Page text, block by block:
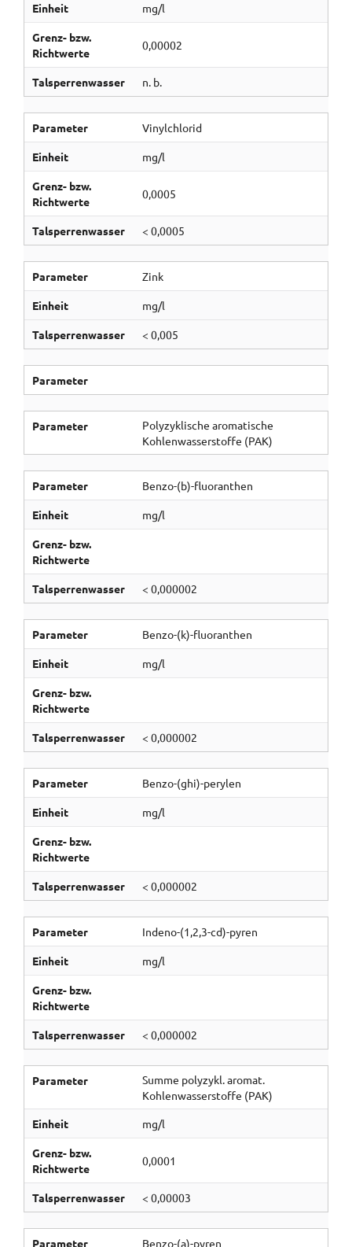
Einheit mg/l
Grenz- bzw.
Richtwerte
0,00002
Talsperrenwasser n. b.
Parameter Vinylchlorid
Einheit mg/l
Grenz- bzw.
Richtwerte
0,0005
Talsperrenwasser < 0,0005
Parameter Zink
Einheit mg/l
Talsperrenwasser < 0,005
Parameter
Parameter
Polyzyklische aromatische
Kohlenwasserstoffe (PAK)
Parameter Benzo-(b)-fluoranthen
Einheit mg/l
Grenz- bzw.
Richtwerte
Talsperrenwasser < 0,000002
Parameter Benzo-(k)-fluoranthen
Einheit mg/l
Grenz- bzw.
Richtwerte
Talsperrenwasser < 0,000002
Parameter Benzo-(ghi)-perylen
Einheit mg/l
Grenz- bzw.
Richtwerte
Talsperrenwasser < 0,000002
Parameter Indeno-(1,2,3-cd)-pyren
Einheit mg/l
Grenz- bzw.
Richtwerte
Talsperrenwasser < 0,000002
Parameter
Summe polyzykl. aromat.
Kohlenwasserstoffe (PAK)
Einheit
mg/l
Grenz- bzw.
Richtwerte
0,0001
Talsperrenwasser < 0,00003
Parameter Benzo-(a)-pyren